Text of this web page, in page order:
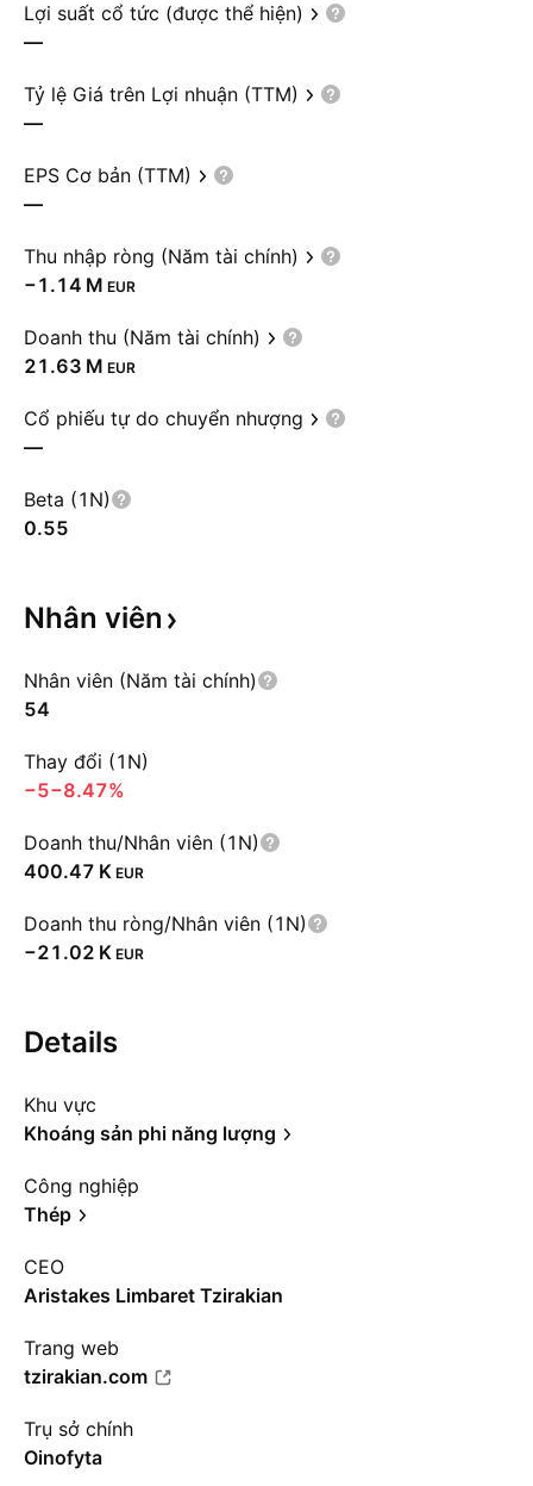
Lợi suất cổ tức (được thể hiện)
—
Tỷ lệ Giá trên Lợi nhuận (TTM)
—
EPS Cơ bản (TTM)
—
Thu nhập ròng (Năm tài chính)
‪−1.14 M‬ EUR
Doanh thu (Năm tài chính)
‪21.63 M‬ EUR
Cổ phiếu tự do chuyển nhượng
—
Beta (1N)
0.55
Nhân viên
Nhân viên (Năm tài chính)
54
Thay đổi (1N)
−5−8.47%
Doanh thu/Nhân viên (1N)
‪400.47 K‬ EUR
Doanh thu ròng/Nhân viên (1N)
‪−21.02 K‬ EUR
Details
Khu vực
Khoáng sản phi năng lượng
Công nghiệp
Thép
CEO
Aristakes Limbaret Tzirakian
Trang web
tzirakian.com
Trụ sở chính
Oinofyta